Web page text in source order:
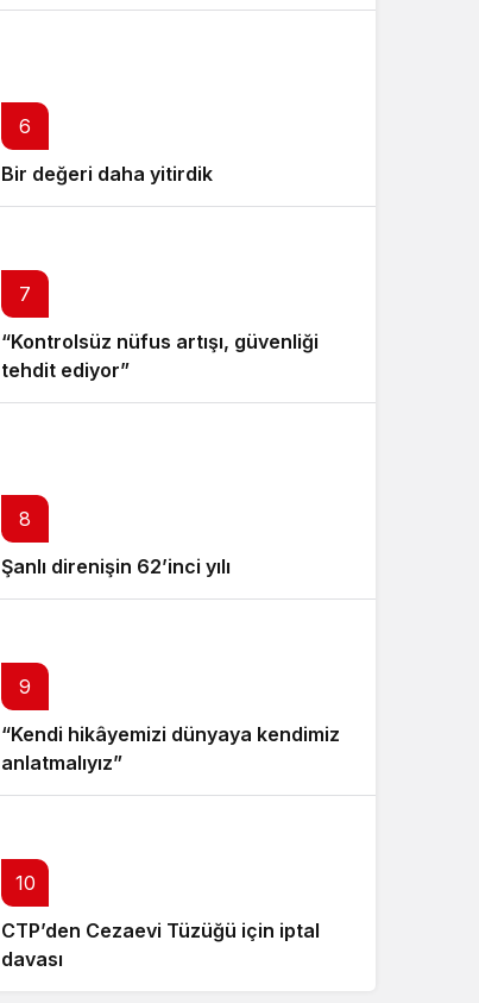
6
Bir değeri daha yitirdik
7
“Kontrolsüz nüfus artışı, güvenliği
tehdit ediyor”
8
Şanlı direnişin 62’inci yılı
9
“Kendi hikâyemizi dünyaya kendimiz
anlatmalıyız”
10
CTP’den Cezaevi Tüzüğü için iptal
davası